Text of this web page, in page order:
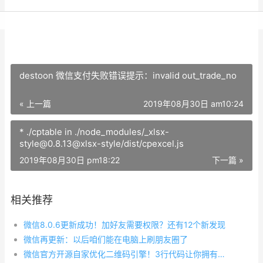
destoon 微信支付失败错误提示：invalid out_trade_no
« 上一篇 2019年08月30日 am10:24
* ./cptable in ./node_modules/_xlsx-
style@0.8.13@xlsx-style/dist/cpexcel.js
下一篇 »
2019年08月30日 pm18:22
相关推荐
微信8.0.6更新成功！加好友需要权限？还有12个新发现
微信再更新：以后咱们能在电脑上刷朋友圈了
微信官方开源自家优化二维码引擎！3行代码让你拥有微信扫码能力